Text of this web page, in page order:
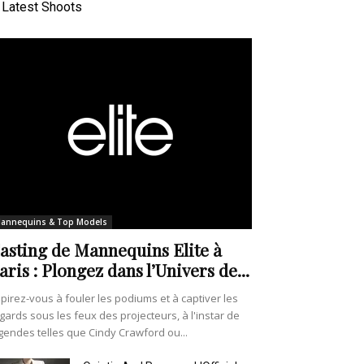
Latest Shoots
& Top Models
de Mannequins Elite à
: Plongez dans l’Univers de...
vous à fouler les podiums et à captiver les
sous les feux des projecteurs, à l'instar de
telles que Cindy Crawford ou...